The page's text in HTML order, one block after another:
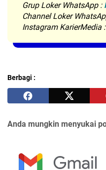
Grup Loker WhatsApp :
Channel Loker
Instagram KarierMedia :
Berbagi :
Anda mungkin menyukai